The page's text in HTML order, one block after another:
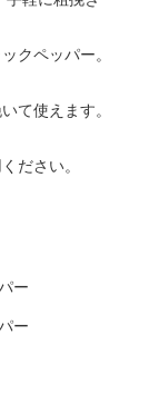
クペッパー。
て使えます。
ださい。
ー
ー